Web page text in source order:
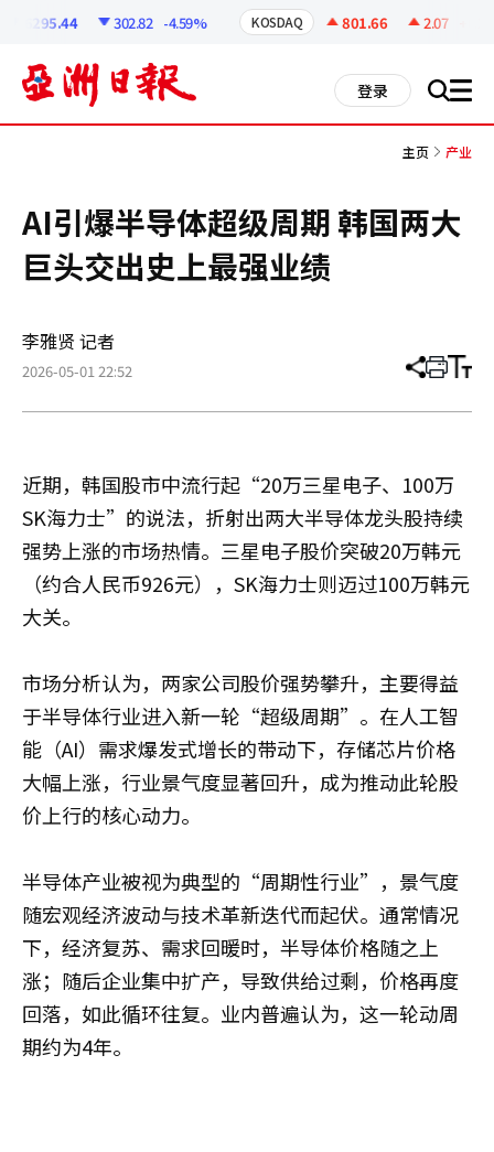
6295.44 302.82 -4.59% KOSDAQ 801.66 2.07 +0.26%
登录 搜 all
主页 产业
AI引爆半导体超级周期 韩国两大
巨头交出史上最强业绩
李雅贤 记者
2026-05-01 22:52 分
章
打 调
小
近期，韩国股市中流行起“20万三星电子、100万
SK海力士”的说法，折射出两大半导体龙头股持续
强势上涨的市场热情。三星电子股价突破20万韩元
（约合人民币926元），SK海力士则迈过100万韩元
大关。
市场分析认为，两家公司股价强势攀升，主要得益
于半导体行业进入新一轮“超级周期”。在人工智
能（AI）需求爆发式增长的带动下，存储芯片价格
大幅上涨，行业景气度显著回升，成为推动此轮股
价上行的核心动力。
半导体产业被视为典型的“周期性行业”，景气度
随宏观经济波动与技术革新迭代而起伏。通常情况
下，经济复苏、需求回暖时，半导体价格随之上
涨；随后企业集中扩产，导致供给过剩，价格再度
回落，如此循环往复。业内普遍认为，这一轮动周
期约为4年。